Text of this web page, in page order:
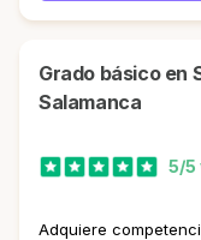
Grado básico en Servicios Comerciales en
Salamanca
5/5
Adquiere